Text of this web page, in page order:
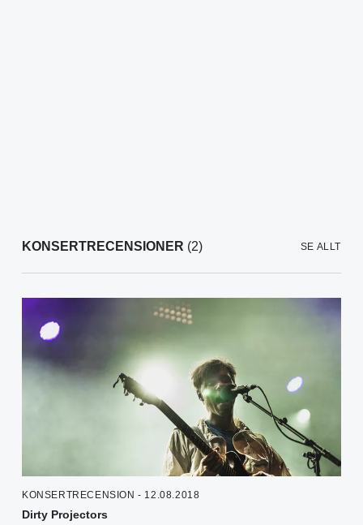
KONSERTRECENSIONER (2) SE ALLT
KONSERTRECENSION - 12.08.2018
Dirty Projectors